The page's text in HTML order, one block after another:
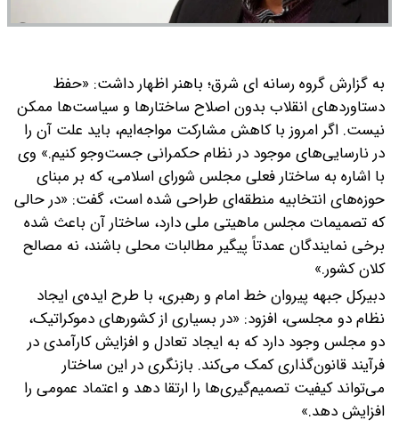
به گزارش گروه رسانه ای شرق؛ باهنر اظهار داشت: «حفظ
دستاوردهای انقلاب بدون اصلاح ساختارها و سیاست‌ها ممکن
نیست. اگر امروز با کاهش مشارکت مواجه‌ایم، باید علت آن را
در نارسایی‌های موجود در نظام حکمرانی جست‌وجو کنیم.» وی
با اشاره به ساختار فعلی مجلس شورای اسلامی، که بر مبنای
حوزه‌های انتخابیه منطقه‌ای طراحی شده است، گفت: «در حالی
که تصمیمات مجلس ماهیتی ملی دارد، ساختار آن باعث شده
برخی نمایندگان عمدتاً پیگیر مطالبات محلی باشند، نه مصالح
کلان کشور.»
دبیرکل جبهه پیروان خط امام و رهبری، با طرح ایده‌ی ایجاد
نظام دو مجلسی، افزود: «در بسیاری از کشورهای دموکراتیک،
دو مجلس وجود دارد که به ایجاد تعادل و افزایش کارآمدی در
فرآیند قانون‌گذاری کمک می‌کند. بازنگری در این ساختار
می‌تواند کیفیت تصمیم‌گیری‌ها را ارتقا دهد و اعتماد عمومی را
افزایش دهد.»